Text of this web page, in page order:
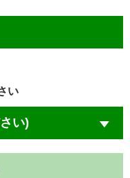
い
い)